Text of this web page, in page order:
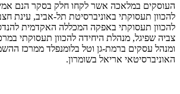
העוסקים במלאכה אשר לקחו חלק בסקר הנם
להכוון תעסוקתי באוניברסיטת תל-אביב, עינת
להכוון תעסוקתי באפקה המכללה האקדמית
צביה שפיגל, מנהלת היחידה להכוון תעסוקתי
ומנהל עסקים ברמת-גן וטל בלומנפלד ממרכז
האוניברסיטאי אריאל בשומרון.